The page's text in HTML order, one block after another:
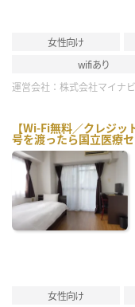
女性向け
wifiあり
運営会社： 株式会社マイナビ
【Wi-Fi無料／クレジ
号を渡ったら国立医療
女性向け